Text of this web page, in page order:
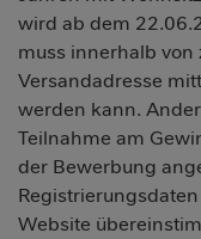
wird ab dem
muss innerhalb von
Versandadresse
werden kann.
Teilnahme am
der Bewerbung
Website